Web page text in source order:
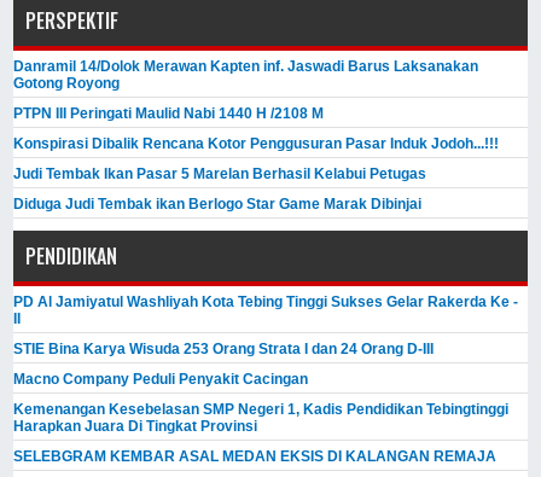
PERSPEKTIF
Danramil 14/Dolok Merawan Kapten inf. Jaswadi Barus Laksanakan
Gotong Royong
PTPN III Peringati Maulid Nabi 1440 H /2108 M
Konspirasi Dibalik Rencana Kotor Penggusuran Pasar Induk Jodoh...!!!
Judi Tembak Ikan Pasar 5 Marelan Berhasil Kelabui Petugas
Diduga Judi Tembak ikan Berlogo Star Game Marak Dibinjai
PENDIDIKAN
PD Al Jamiyatul Washliyah Kota Tebing Tinggi Sukses Gelar Rakerda Ke -
STIE Bina Karya Wisuda 253 Orang Strata I dan 24 Orang D-III
Macno Company Peduli Penyakit Cacingan
Kemenangan Kesebelasan SMP Negeri 1, Kadis Pendidikan Tebingtinggi
Harapkan Juara Di Tingkat Provinsi
SELEBGRAM KEMBAR ASAL MEDAN EKSIS DI KALANGAN REMAJA